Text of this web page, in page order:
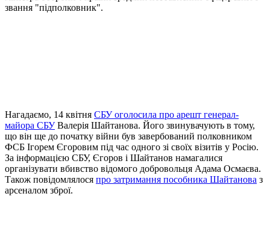
звання "підполковник".
Нагадаємо, 14 квітня СБУ оголосила про арешт генерал-
майора СБУВалерія Шайтанова. Його звинувачують в тому,
що він ще до початку війни був завербований полковником
ФСБ Ігорем Єгоровим під час одного зі своїх візитів у Росію.
За інформацією СБУ, Єгоров і Шайтанов намагалися
організувати вбивство відомого добровольця Адама Осмаєва.
Також повідомлялося про затримання пособника Шайтанова з
арсеналом зброї.